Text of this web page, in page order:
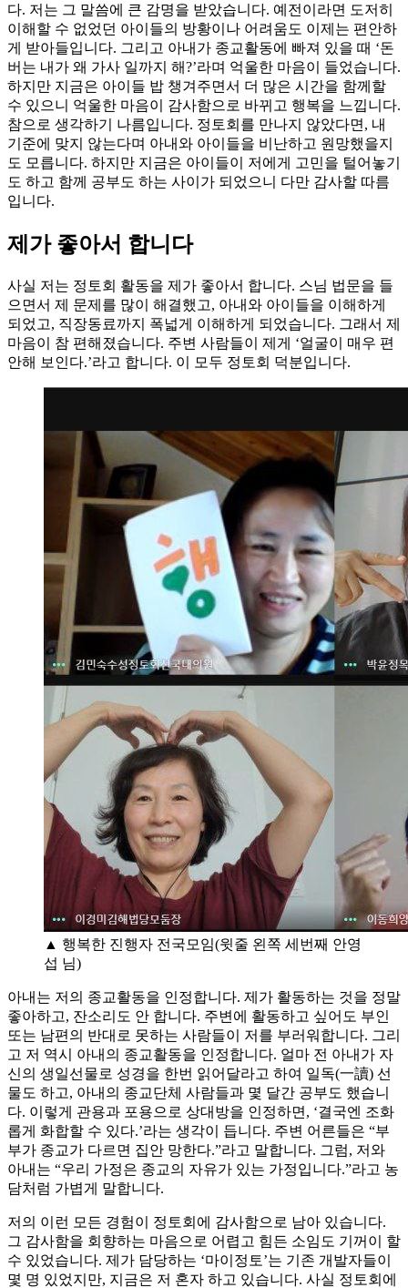
다. 저는 그 말씀에 큰 감명을 받았습니다. 예전이라면 도저히
이해할 수 없었던 아이들의 방황이나 어려움도 이제는 편안하
게 받아들입니다. 그리고 아내가 종교활동에 빠져 있을 때 ‘돈
버는 내가 왜 가사 일까지 해?’라며 억울한 마음이 들었습니다.
하지만 지금은 아이들 밥 챙겨주면서 더 많은 시간을 함께할
수 있으니 억울한 마음이 감사함으로 바뀌고 행복을 느낍니다.
참으로 생각하기 나름입니다. 정토회를 만나지 않았다면, 내
기준에 맞지 않는다며 아내와 아이들을 비난하고 원망했을지
도 모릅니다. 하지만 지금은 아이들이 저에게 고민을 털어놓기
도 하고 함께 공부도 하는 사이가 되었으니 다만 감사할 따름
입니다.
제가 좋아서 합니다
사실 저는 정토회 활동을 제가 좋아서 합니다. 스님 법문을 들
으면서 제 문제를 많이 해결했고, 아내와 아이들을 이해하게
되었고, 직장동료까지 폭넓게 이해하게 되었습니다. 그래서 제
마음이 참 편해졌습니다. 주변 사람들이 제게 ‘얼굴이 매우 편
안해 보인다.’라고 합니다. 이 모두 정토회 덕분입니다.
▲ 행복한 진행자 전국모임(윗줄 왼쪽 세번째 안영
섭 님)
아내는 저의 종교활동을 인정합니다. 제가 활동하는 것을 정말
좋아하고, 잔소리도 안 합니다. 주변에 활동하고 싶어도 부인
또는 남편의 반대로 못하는 사람들이 저를 부러워합니다. 그리
고 저 역시 아내의 종교활동을 인정합니다. 얼마 전 아내가 자
신의 생일선물로 성경을 한번 읽어달라고 하여 일독(一讀) 선
물도 하고, 아내의 종교단체 사람들과 몇 달간 공부도 했습니
다. 이렇게 관용과 포용으로 상대방을 인정하면, ‘결국엔 조화
롭게 화합할 수 있다.’라는 생각이 듭니다. 주변 어른들은 “부
부가 종교가 다르면 집안 망한다.”라고 말합니다. 그럼, 저와
아내는 “우리 가정은 종교의 자유가 있는 가정입니다.”라고 농
담처럼 가볍게 말합니다.
저의 이런 모든 경험이 정토회에 감사함으로 남아 있습니다.
그 감사함을 회향하는 마음으로 어렵고 힘든 소임도 기꺼이 할
수 있었습니다. 제가 담당하는 ‘마이정토’는 기존 개발자들이
몇 명 있었지만, 지금은 저 혼자 하고 있습니다. 사실 정토회에